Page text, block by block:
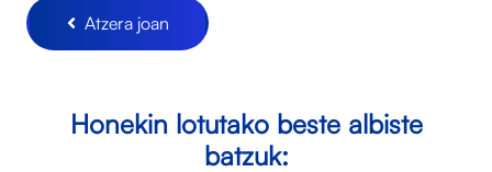
Atzera joan
Honekin lotutako beste albiste
batzuk: